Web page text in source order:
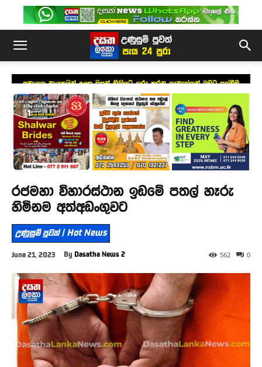
අනාගත නායකයින් ලෙස සිසුන් නීතියට ගරු කරන තැනැත්තන් බවට පත්වීම
අත්‍යවශ්‍යයි – නියෝජ්‍ය කථානායක
රජමහා විහාරස්ථාන ඉඩමේ පතල් හෑරු
හිමිනම අත්අඩංගුවට
උණුසුම් පුවත් | Hot News
June 21, 2023 By Dasatha News 2 0
562